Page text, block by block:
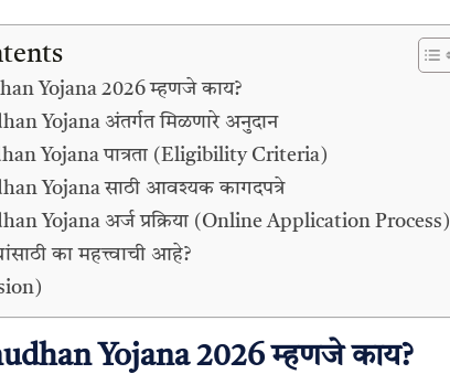
Yojana 2026 म्हणजे काय?
Yojana अंतर्गत मिळणारे अनुदान
Yojana पात्रता (Eligibility Criteria)
Yojana साठी आवश्यक कागदपत्रे
Yojana अर्ज प्रक्रिया (Online Application Process)
का महत्त्वाची आहे?
Yojana 2026 म्हणजे काय?